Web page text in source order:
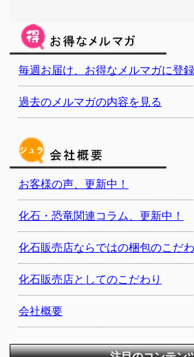
毎週お届け、お得なメルマガに登録
過去のメルマガの内容を見る
お客様の声、更新中！
化石・恐竜関連コラム、更新中！
化石販売店ならではの梱包のこだ
化石販売店としてのこだわり
会社概要